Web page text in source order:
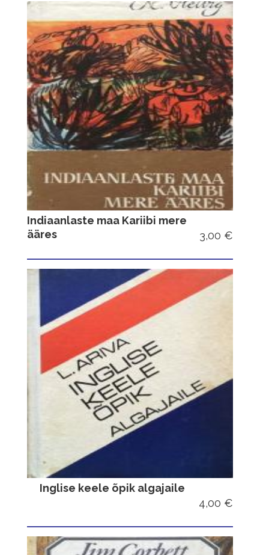
Indiaanlaste maa Kariibi mere
ääres
3,00 €
Inglise keele õpik algajaile
4,00 €